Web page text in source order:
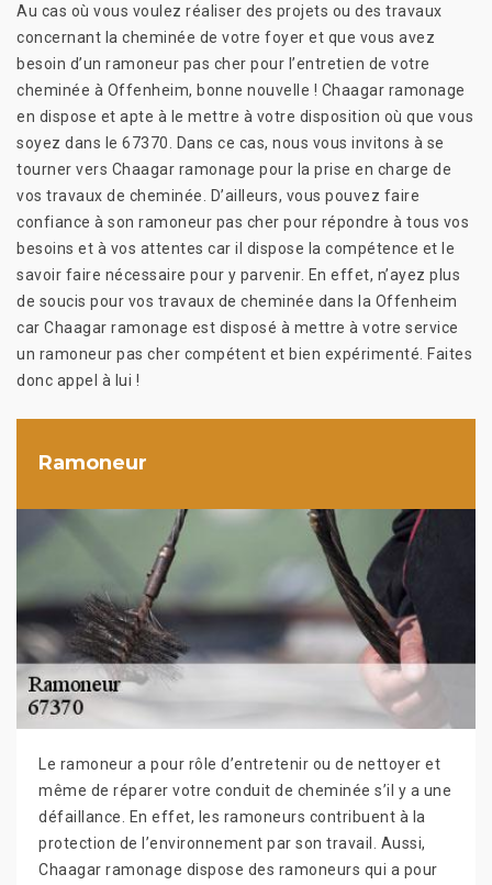
Au cas où vous voulez réaliser des projets ou des travaux
concernant la cheminée de votre foyer et que vous avez
besoin d’un ramoneur pas cher pour l’entretien de votre
cheminée à Offenheim, bonne nouvelle ! Chaagar ramonage
en dispose et apte à le mettre à votre disposition où que vous
soyez dans le 67370. Dans ce cas, nous vous invitons à se
tourner vers Chaagar ramonage pour la prise en charge de
vos travaux de cheminée. D’ailleurs, vous pouvez faire
confiance à son ramoneur pas cher pour répondre à tous vos
besoins et à vos attentes car il dispose la compétence et le
savoir faire nécessaire pour y parvenir. En effet, n’ayez plus
de soucis pour vos travaux de cheminée dans la Offenheim
car Chaagar ramonage est disposé à mettre à votre service
un ramoneur pas cher compétent et bien expérimenté. Faites
donc appel à lui !
Ramoneur
Le ramoneur a pour rôle d’entretenir ou de nettoyer et
même de réparer votre conduit de cheminée s’il y a une
défaillance. En effet, les ramoneurs contribuent à la
protection de l’environnement par son travail. Aussi,
Chaagar ramonage dispose des ramoneurs qui a pour